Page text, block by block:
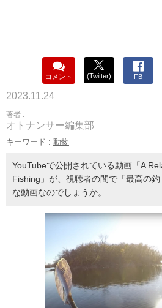
コメント (Twitter) FB
2023.11.24
著者 :
オトナンサー編集部
キーワード : 動物
YouTubeで公開されている動画「A
Fishing」が、視聴者の間で「最高の
な動画なのでしょうか。